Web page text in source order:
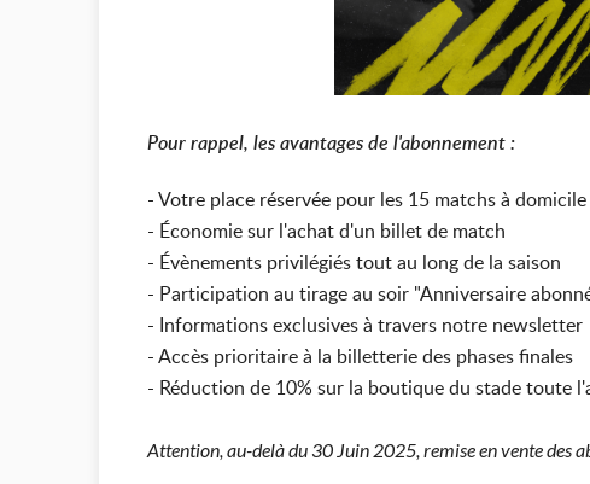
Pour rappel, les avantages de l'abonnement :
- Votre place réservée pour les 15 matchs à
- Économie sur l'achat d'un billet de match
- Évènements privilégiés tout au long de la saison
- Participation au tirage au soir "Anniversaire
- Informations exclusives à travers notre newsletter
- Accès prioritaire à la billetterie des phases finales
- Réduction de 10% sur la boutique du stade toute
Attention, au-delà du 30 Juin 2025, remise en vente des